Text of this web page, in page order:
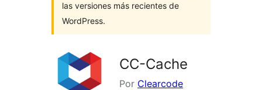
las versiones más recientes de
WordPress.
CC-Cache
Por Clearcode